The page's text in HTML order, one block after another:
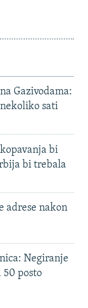
Gazivodama:
sati
bi
bi trebala
adrese nakon
Negiranje
50 posto